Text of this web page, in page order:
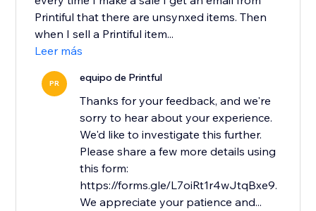
Printiful that there are unsynxed items. Then
when I sell a Printiful item...
Leer más
PR equipo de Printful
Thanks for your feedback, and we're
sorry to hear about your experience.
We'd like to investigate this further.
Please share a few more details using
this form:
https://forms.gle/L7oiRt1r4wJtqBxe9.
We appreciate your patience and...